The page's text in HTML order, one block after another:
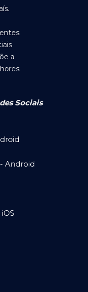
a
Sociais
Android